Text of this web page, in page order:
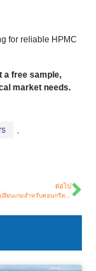
for reliable HPMC
a free sample,
market needs.
,
ต่อไป
Metakaolin ในยุโรป: ตัวเปลี่ยนเกมสำหรับคอนกรีตประสิทธิภาพสูงและการออกแบบคาร์บอนต่ำ